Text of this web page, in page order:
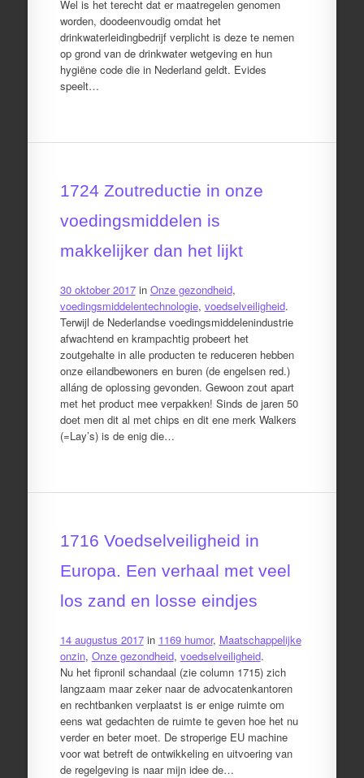
Wel is het terecht dat er maatregelen genomen
worden, doodeenvoudig omdat het
drinkwaterleidingbedrijf verplicht is deze te nemen
op grond van de drinkwater wetgeving en hun
hygiëne code die in Nederland geldt. Evides
speelt…
1724 Zoutreductie in onze
voedingsmiddelen is
makkelijker dan het lijkt
30 oktober 2017in Onze gezondheid,
voedingsmiddelentechnologie, voedselveiligheid.
Terwijl de Nederlandse voedingsmiddelenindustrie
afwachtend en krampachtig probeert het
zoutgehalte in alle producten te reduceren hebben
onze eilandbewoners en buren (de engelsen red.)
alláng de oplossing gevonden. Gewoon zout apart
met het product mee verpakken! Sinds de jaren 50
doet men dit al met chips en dit ene merk Walkers
(=Lay’s) is de enig die…
1716 Voedselveiligheid in
Europa. Een verhaal met veel
los zand en losse eindjes
14 augustus 2017in 1169 humor, Maatschappelijke
onzin, Onze gezondheid, voedselveiligheid.
Nu het fipronil schandaal (zie column 1715) zich
langzaam maar zeker naar de advocatenkantoren
en rechtbanken verplaatst is er enige ruimte om
eens wat gedachten de ruimte te geven hoe het nu
verder en beter moet. De stroperige EU machine
voor wat betreft de ontwikkeling en uitvoering van
de regelgeving is naar mijn idee de…